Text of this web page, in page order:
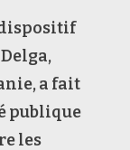
a fait
publique
les